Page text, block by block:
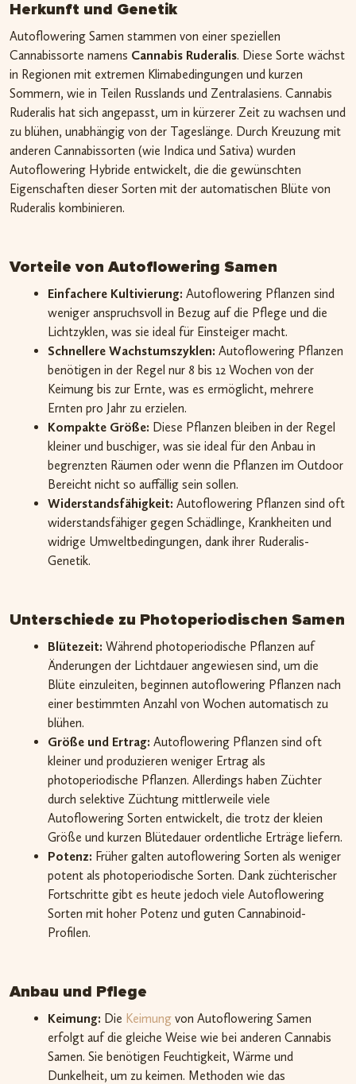
Herkunft und Genetik
Autoflowering Samen stammen von einer speziellen
Cannabissorte namens Cannabis Ruderalis. Diese Sorte wächst
in Regionen mit extremen Klimabedingungen und kurzen
Sommern, wie in Teilen Russlands und Zentralasiens. Cannabis
Ruderalis hat sich angepasst, um in kürzerer Zeit zu wachsen und
zu blühen, unabhängig von der Tageslänge. Durch Kreuzung mit
anderen Cannabissorten (wie Indica und Sativa) wurden
Autoflowering Hybride entwickelt, die die gewünschten
Eigenschaften dieser Sorten mit der automatischen Blüte von
Ruderalis kombinieren.
Vorteile von Autoflowering Samen
Einfachere Kultivierung: Autoflowering Pflanzen sind
weniger anspruchsvoll in Bezug auf die Pflege und die
Lichtzyklen, was sie ideal für Einsteiger macht.
Schnellere Wachstumszyklen: Autoflowering Pflanzen
benötigen in der Regel nur 8 bis 12 Wochen von der
Keimung bis zur Ernte, was es ermöglicht, mehrere
Ernten pro Jahr zu erzielen.
Kompakte Größe: Diese Pflanzen bleiben in der Regel
kleiner und buschiger, was sie ideal für den Anbau in
begrenzten Räumen oder wenn die Pflanzen im Outdoor
Bereicht nicht so auffällig sein sollen.
Widerstandsfähigkeit: Autoflowering Pflanzen sind oft
widerstandsfähiger gegen Schädlinge, Krankheiten und
widrige Umweltbedingungen, dank ihrer Ruderalis-
Genetik.
Unterschiede zu Photoperiodischen Samen
Blütezeit: Während photoperiodische Pflanzen auf
Änderungen der Lichtdauer angewiesen sind, um die
Blüte einzuleiten, beginnen autoflowering Pflanzen nach
einer bestimmten Anzahl von Wochen automatisch zu
blühen.
Größe und Ertrag: Autoflowering Pflanzen sind oft
kleiner und produzieren weniger Ertrag als
photoperiodische Pflanzen. Allerdings haben Züchter
durch selektive Züchtung mittlerweile viele
Autoflowering Sorten entwickelt, die trotz der kleien
Größe und kurzen Blütedauer ordentliche Erträge liefern.
Potenz: Früher galten autoflowering Sorten als weniger
potent als photoperiodische Sorten. Dank züchterischer
Fortschritte gibt es heute jedoch viele Autoflowering
Sorten mit hoher Potenz und guten Cannabinoid-
Profilen.
Anbau und Pflege
Keimung: Die Keimung von Autoflowering Samen
erfolgt auf die gleiche Weise wie bei anderen Cannabis
Samen. Sie benötigen Feuchtigkeit, Wärme und
Dunkelheit, um zu keimen. Methoden wie das